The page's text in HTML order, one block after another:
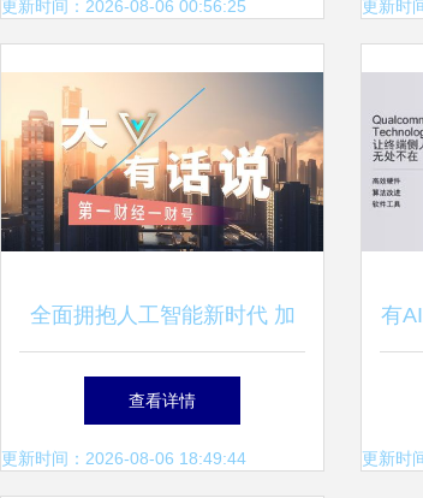
智能应用软件开发专业
更新时间：2026-08-06 00:56:25 更新时
全面拥抱人工智能新时代 加
速培育北京特色新生产力——
北京市加快建设信息软件产业
查看详情
更新时间：2026-08-06 18:49:44
有
更新时